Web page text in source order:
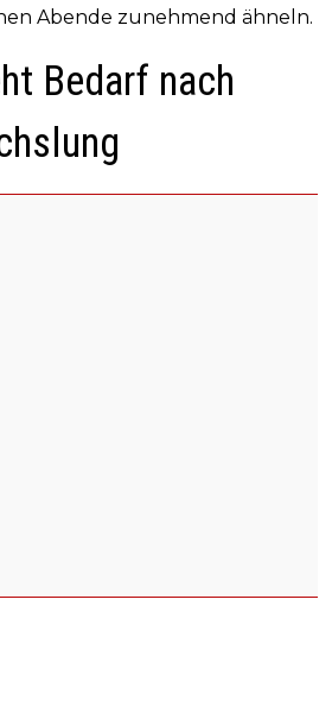
Abende zunehmend ähneln.
Bedarf nach